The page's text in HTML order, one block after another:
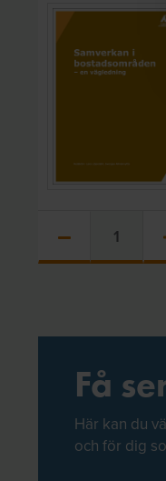
Få
Här kan du
och för dig